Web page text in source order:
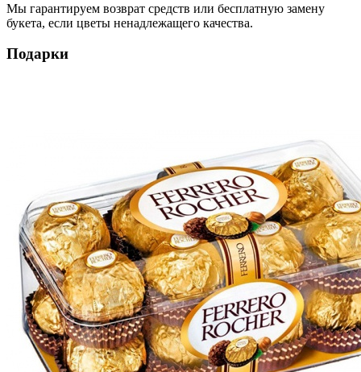
Мы гарантируем возврат средств или бесплатную замену
букета, если цветы ненадлежащего качества.
Подарки